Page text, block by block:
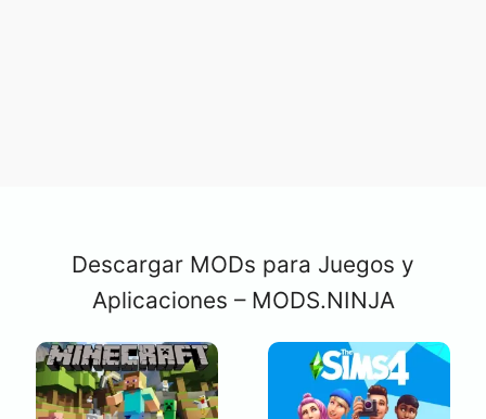
Descargar MODs para Juegos y
Aplicaciones – MODS.NINJA